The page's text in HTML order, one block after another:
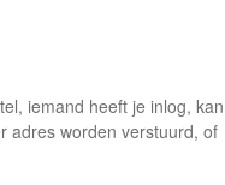
iemand heeft je inlog, kan
adres worden verstuurd, of